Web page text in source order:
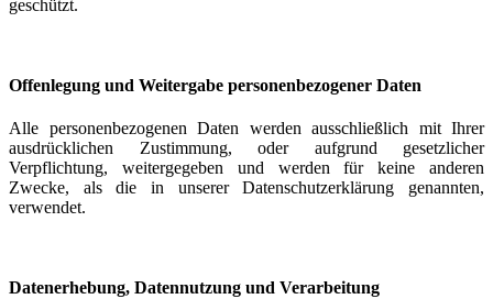
geschützt.
Offenlegung und Weitergabe personenbezogener Daten
Alle personenbezogenen Daten werden ausschließlich mit Ihrer
ausdrücklichen Zustimmung, oder aufgrund gesetzlicher
Verpflichtung, weitergegeben und werden für keine anderen
Zwecke, als die in unserer Datenschutzerklärung genannten,
verwendet.
Datenerhebung, Datennutzung und Verarbeitung